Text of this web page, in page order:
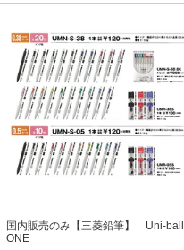
国内販売のみ【三菱鉛筆】 Uni-ball
ONE